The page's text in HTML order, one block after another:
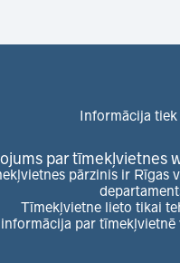
Informācija tiek
par tīmekļvietnes
pārzinis ir Rīgas
Tīmekļvietne lieto tikai
par tīmekļvietnē